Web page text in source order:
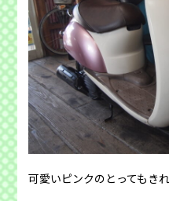
可愛いピンクのとってもき